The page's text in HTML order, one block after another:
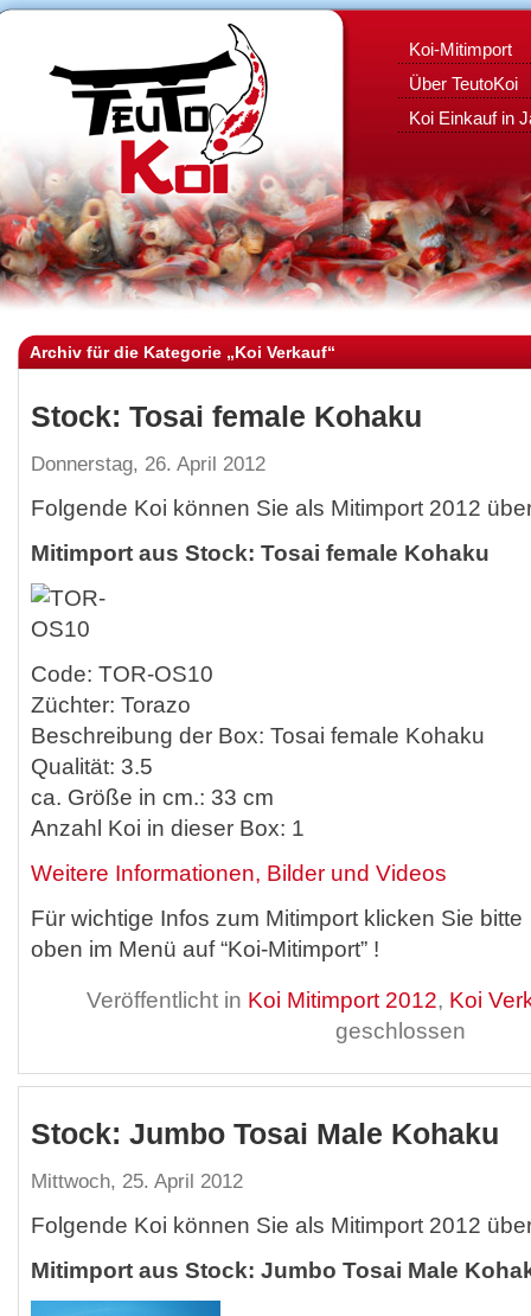
Koi-Mitimport
Über TeutoKoi
Koi Einkauf in
Archiv für die Kategorie „Koi Verkauf“
Stock: Tosai female Kohaku
Donnerstag, 26. April 2012
Folgende Koi können Sie als Mitimport 2012
Mitimport aus Stock: Tosai female Kohaku
Code: TOR-OS10
Züchter: Torazo
Beschreibung der Box: Tosai female Kohaku
Qualität: 3.5
ca. Größe in cm.: 33 cm
Anzahl Koi in dieser Box: 1
Weitere Informationen, Bilder und Videos
Für wichtige Infos zum Mitimport klicken Sie bitte
oben im Menü auf “Koi-Mitimport” !
Veröffentlicht in Koi Mitimport 2012, Koi
geschlossen
Stock: Jumbo Tosai Male Kohaku
Mittwoch, 25. April 2012
Folgende Koi können Sie als Mitimport 2012
Mitimport aus Stock: Jumbo Tosai Male